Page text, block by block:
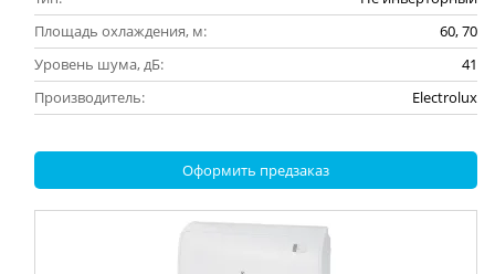
Площадь охлаждения, м:
60, 70
Уровень шума, дБ:
41
Производитель:
Electrolux
Оформить предзаказ